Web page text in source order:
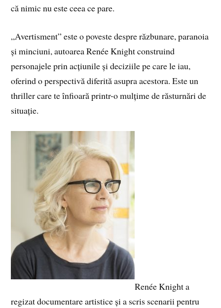
că nimic nu este ceea ce pare.
„Avertisment” este o poveste despre răzbunare, paranoia
și minciuni, autoarea Renée Knight construind
personajele prin acțiunile și deciziile pe care le iau,
oferind o perspectivă diferită asupra acestora. Este un
thriller care te înfioară printr-o mulțime de răsturnări de
situație.
Renée Knight a
regizat documentare artistice și a scris scenarii pentru